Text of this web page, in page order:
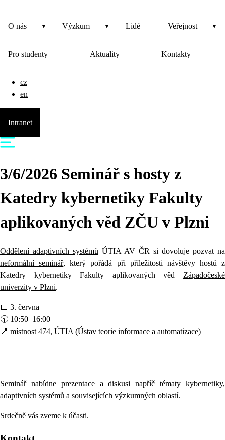
O nás Výzkum Lidé Veřejnost
Pro studenty Aktuality Kontakty
cz
en
Intranet
3/6/2026 Seminář s hosty z
Katedry kybernetiky Fakulty
aplikovaných věd ZČU v Plzni
Oddělení adaptivních systémů ÚTIA AV ČR si dovoluje pozvat na
neformální seminář, který pořádá při příležitosti návštěvy hostů z
Katedry kybernetiky Fakulty aplikovaných věd Západočeské
univerzity v Plzni.
📅 3. června
🕥 10:50–16:00
📍 místnost 474, ÚTIA (Ústav teorie informace a automatizace)
Seminář nabídne prezentace a diskusi napříč tématy kybernetiky,
adaptivních systémů a souvisejících výzkumných oblastí.
Srdečně vás zveme k účasti.